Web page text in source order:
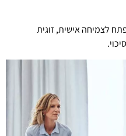
לצמיחה אישית, זוגית